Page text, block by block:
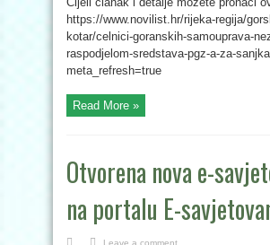
https://www.novilist.hr/rijeka-regija/
kotar/celnici-goranskih-samouprava-
raspodjelom-sredstava-pgz-a-za-
meta_refresh=true
Read More »
Otvorena nova e-
na portalu E-
Leave a comment